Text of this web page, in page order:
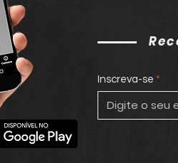
de
Inscreva-se